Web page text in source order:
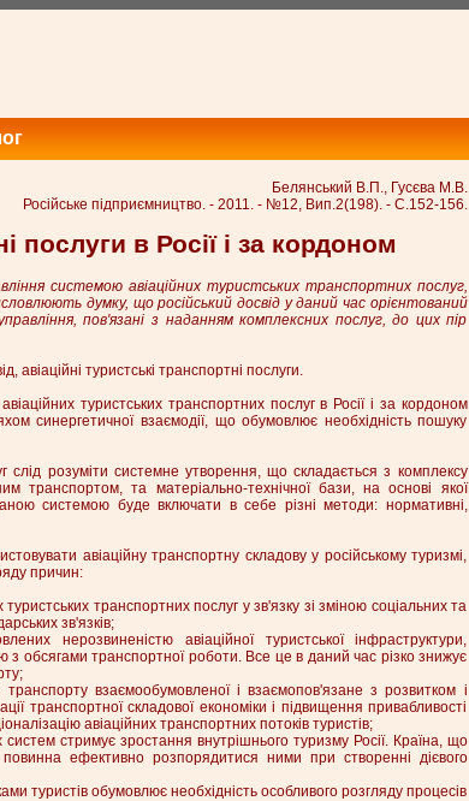
Белянський В.П., Гусєва М.В.
Російське підприємництво. - 2011. - №12, Вип.2(198). - С.152-156.
послуги в Росії і за кордоном
системою авіаційних туристських транспортних послуг,
думку, що російський досвід у даний час орієнтований
пов'язані з наданням комплексних послуг, до цих пір
авіаційні туристські транспортні послуги.
туристських транспортних послуг в Росії і за кордоном
синергетичної взаємодії, що обумовлює необхідність пошуку
слід розуміти системне утворення, що складається з комплексу
транспортом, та матеріально-технічної бази, на основі якої
системою буде включати в себе різні методи: нормативні,
авіаційну транспортну складову у російському туризмі,
причин:
транспортних послуг у зв'язку зі зміною соціальних та
зв'язків;
нерозвиненістю авіаційної туристської інфраструктури,
обсягами транспортної роботи. Все це в даний час різко знижує
взаємообумовленої і взаємопов'язане з розвитком і
транспортної складової економіки і підвищення привабливості
авіаційних транспортних потоків туристів;
стримує зростання внутрішнього туризму Росії. Країна, що
ефективно розпорядитися ними при створенні дієвого
туристів обумовлює необхідність особливого розгляду процесів